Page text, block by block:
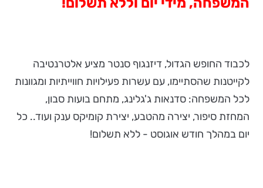
לכבוד החופש הגדול, דיזנגוף סנטר מציע אלטרנטיבה
לקייטנות שהסתיימו, עם עשרות פעילויות חווייתיות ומגוונות
לכל המשפחה: סדנאות ג'גלינג, מתחם בועות סבון,
המחזת סיפור, יצירה מהטבע, יצירת קומיקס ענק ועוד.. כל
יום במהלך חודש אוגוסט - ללא תשלום!